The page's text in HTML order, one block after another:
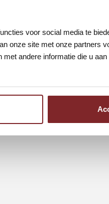
voor social media te
onze site met onze partners
andere informatie die u
Opdrachtgever,